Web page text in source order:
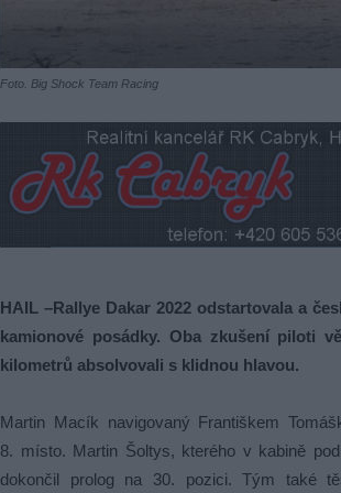
Foto. Big Shock Team Racing
HAIL –Rallye Dakar 2022 odstartovala a
kamionové posádky. Oba zkušení piloti
kilometrů absolvovali s klidnou hlavou.
Martin Macík navigovaný Františkem
8. místo. Martin Šoltys, kterého v kabině
dokončil prolog na 30. pozici. Tým také